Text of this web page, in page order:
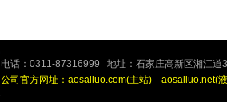
电话：0311-87316999 地址：石家庄高新区湘江道
公司官方网址： aosailuo.com(主站) aosailuo.net(